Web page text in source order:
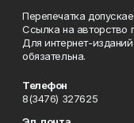
Перепечатка
Ссылка на авторство
Для интернет-
обязательна.
Телефон
8(3476) 327625